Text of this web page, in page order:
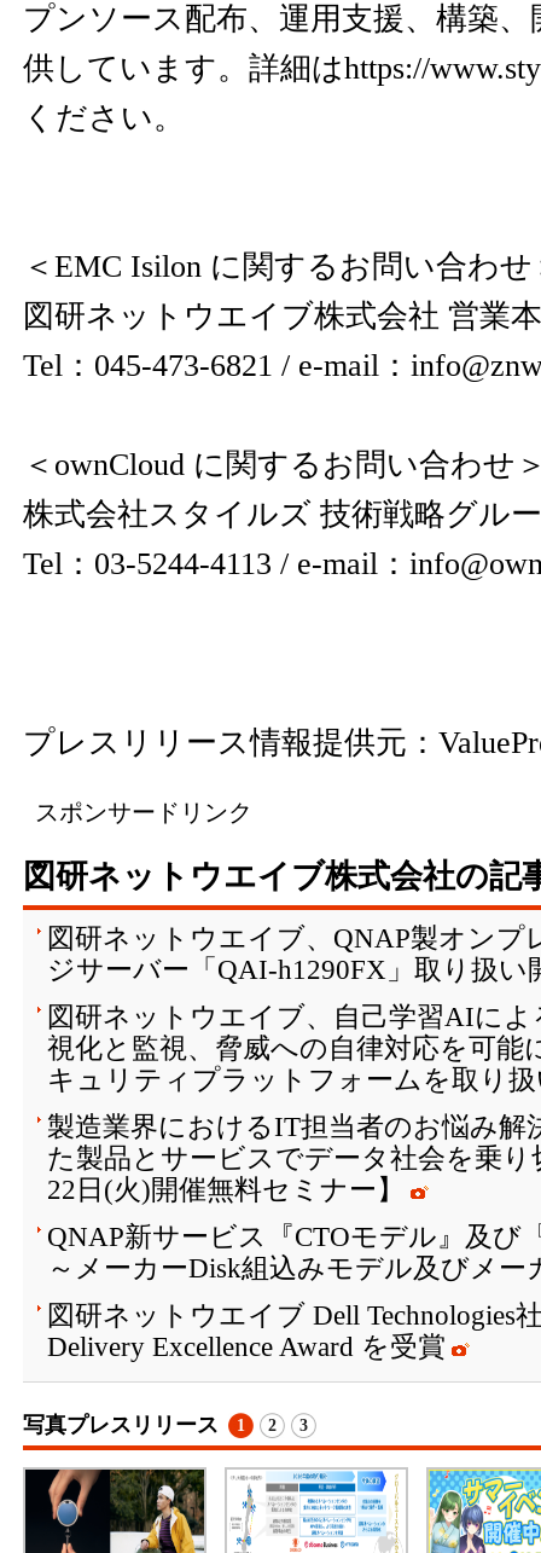
プンソース配布、運用支援、構築
供しています。詳細はhttps://
ください。
＜EMC Isilon に関するお問い合わせ
図研ネットウエイブ株式会社 営業
Tel：045-473-6821 / e-mail：
＜ownCloud に関するお問い合わせ
株式会社スタイルズ 技術戦略グル
Tel：03-5244-4113 / e-mail：
プレスリリース情報提供元：
スポンサードリンク
図研ネットウエイブ株式会社の記
図研ネットウエイブ、QNAP製オン
ジサーバー「QAI-h1290FX」取り扱い
図研ネットウエイブ、自己学習AIに
視化と監視、脅威への自律対応を可能
キュリティプラットフォームを取り
製造業界におけるIT担当者のお悩み解
た製品とサービスでデータ社会を乗り
22日(火)開催無料セミナー】
QNAP新サービス『CTOモデル』及び
～メーカーDisk組込みモデル及びメー
図研ネットウエイブ Dell Technologies
Delivery Excellence Award を受賞
写真プレスリリース 1 2 3